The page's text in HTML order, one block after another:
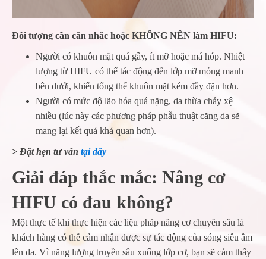
Đối tượng cần cân nhắc hoặc KHÔNG NÊN làm HIFU:
Người có khuôn mặt quá gầy, ít mỡ hoặc má hóp. Nhiệt
lượng từ HIFU có thể tác động đến lớp mỡ mỏng manh
bên dưới, khiến tổng thể khuôn mặt kém đầy đặn hơn.
Người có mức độ lão hóa quá nặng, da thừa chảy xệ
nhiều (lúc này các phương pháp phẫu thuật căng da sẽ
mang lại kết quả khả quan hơn).
> Đặt hẹn tư vấn tại đây
Giải đáp thắc mắc: Nâng cơ
HIFU có đau không?
Một thực tế khi thực hiện các liệu pháp nâng cơ chuyên sâu là
khách hàng có thể cảm nhận được sự tác động của sóng siêu âm
lên da. Vì năng lượng truyền sâu xuống lớp cơ, bạn sẽ cảm thấy